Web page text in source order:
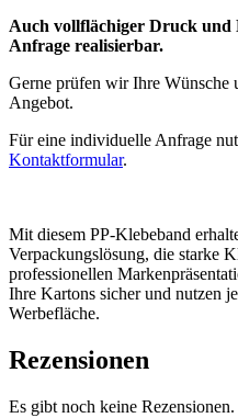
Auch vollflächiger Druck und
Anfrage realisierbar.
Gerne prüfen wir Ihre Wünsche
Angebot.
Für eine individuelle Anfrage
Kontaktformular.
Mit diesem PP-Klebeband
Verpackungslösung, die starke
professionellen
Ihre Kartons sicher und nutzen
Werbefläche.
Rezensionen
Es gibt noch keine Rezensionen.